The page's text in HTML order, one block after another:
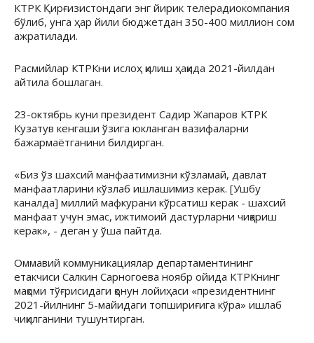
КТРК Қирғизистондаги энг йирик телерадиокомпания
бўлиб, унга ҳар йили бюджетдан 350-400 миллион сом
ажратилади.
Расмийлар КТРКни ислоҳ қилиш ҳақида 2021-йилдан
айтила бошлаган.
23-октябрь куни президент Садир Жапаров КТРК
Кузатув кенгаши ўзига юкланган вазифаларни
бажармаётганини билдирган.
«Биз ўз шахсий манфаатимизни кўзламай, давлат
манфаатларини кўзлаб ишлашимиз керак. [Ушбу
каналда] миллий мафкурани кўрсатиш керак - шахсий
манфаат учун эмас, ижтимоий дастурларни чиқариш
керак», - деган у ўша пайтда.
Оммавий коммуникациялар департаментининг
етакчиси Салкин Сарногоева ноябр ойида КТРКнинг
мақоми тўғрисидаги қонун лойиҳаси «президентнинг
2021-йилнинг 5-майидаги топшириғига кўра» ишлаб
чиқилганини тушунтирган.